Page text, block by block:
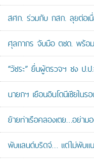
สศก. ร่วมกับ กสก. ลุยต่อเ
ศุลกากร จับมือ ตชด. พร้อม
“วัชระ” ยื่นผู้ตรวจฯ ชง ป.
นายกฯ เยือนอินโดนีเซียใน
ย้ายท่าเรือคลองเตย…อย่า
พับแลนด์บริดจ์… แต่ไม่พับแ